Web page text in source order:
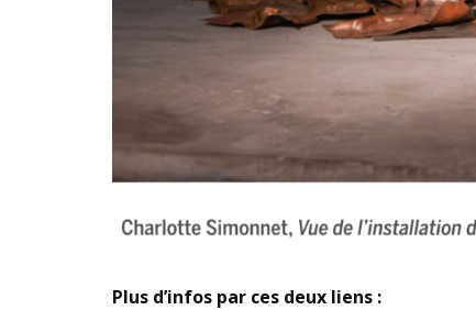
Plus d’infos par ces deux liens :